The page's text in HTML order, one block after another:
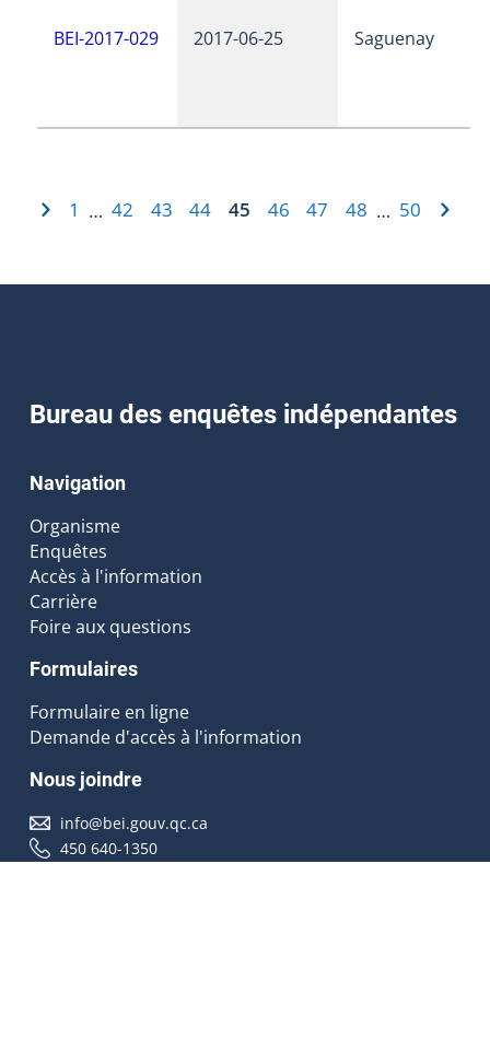
BEI-2017-029 2017-06-25 Saguenay
1 … 42 43 44 45 46 47 48 … 50
Bureau des enquêtes indépendantes
Navigation
Organisme
Enquêtes
Accès à l'information
Carrière
Foire aux questions
Formulaires
Formulaire en ligne
Demande d'accès à l'information
Nous joindre
info@bei.gouv.qc.ca
450 640-1350